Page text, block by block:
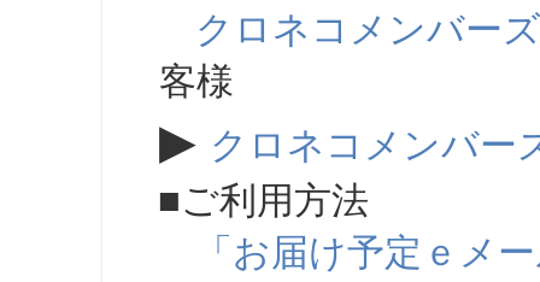
クロネコメンバーズ
客様
▶ クロネコメンバー
■ご利用方法
「お届け予定ｅメ